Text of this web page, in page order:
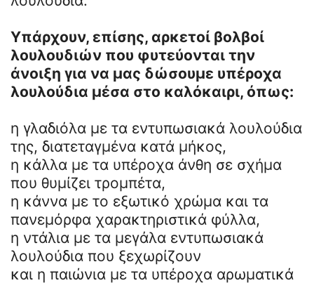
Υπάρχουν, επίσης, αρκετοί βολβοί
λουλουδιών που φυτεύονται την
άνοιξη για να μας δώσουμε υπέροχα
λουλούδια μέσα στο καλόκαιρι, όπως:
η γλαδιόλα με τα εντυπωσιακά λουλούδια
της, διατεταγμένα κατά μήκος,
η κάλλα με τα υπέροχα άνθη σε σχήμα
που θυμίζει τρομπέτα,
η κάννα με το εξωτικό χρώμα και τα
πανεμόρφα χαρακτηριστικά φύλλα,
η ντάλια με τα μεγάλα εντυπωσιακά
λουλούδια που ξεχωρίζουν
και η παιώνια με τα υπέροχα αρωματικά